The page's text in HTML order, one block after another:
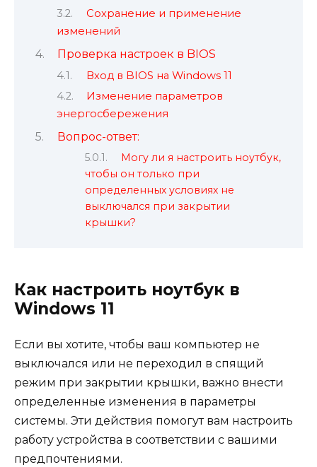
Сохранение и применение
изменений
Проверка настроек в BIOS
Вход в BIOS на Windows 11
Изменение параметров
энергосбережения
Вопрос-ответ:
Могу ли я настроить ноутбук,
чтобы он только при
определенных условиях не
выключался при закрытии
крышки?
Как настроить ноутбук в
Windows 11
Если вы хотите, чтобы ваш компьютер не
выключался или не переходил в спящий
режим при закрытии крышки, важно внести
определенные изменения в параметры
системы. Эти действия помогут вам настроить
работу устройства в соответствии с вашими
предпочтениями.